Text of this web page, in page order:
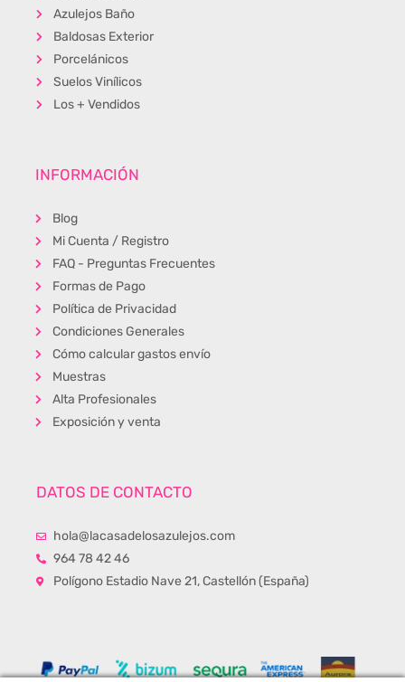
Azulejos Baño
Baldosas Exterior
Porcelánicos
Suelos Vinílicos
Los + Vendidos
INFORMACIÓN
Blog
Mi Cuenta / Registro
FAQ - Preguntas Frecuentes
Formas de Pago
Política de Privacidad
Condiciones Generales
Cómo calcular gastos envío
Muestras
Alta Profesionales
Exposición y venta
DATOS DE CONTACTO
hola@lacasadelosazulejos.com
964 78 42 46
Polígono Estadio Nave 21, Castellón (España)